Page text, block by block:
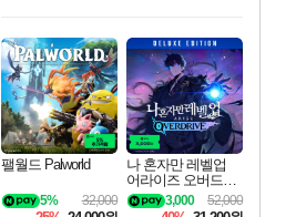
최대 90% 할인가를 만나보세요!
네이버혜택과 함께 만나보세요!
이니&베니 혜택까지!
네이버 혜택가와 함께 예약하세요!
할인&네이버혜택으로 만나보세요!
네이버페이 혜택과 만나보세요!
40주년 프로모션으로 만나보세요!
네이버 포인트 혜택까지!
할인가에 만나보세요!
일부 에디션 상시 할인!
혜택으로 예약 판매 중
편안하게 충전하세요
팰월드 Palworld
32,000
5%
나 혼자만 레벨업
어라이즈 오버드라
이브 디럭스 에디션
Solo Leveling Arise
52,000
3,000